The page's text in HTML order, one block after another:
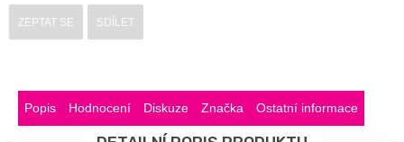
ZEPTAT SE SDÍLET
Popis Hodnocení Diskuze Značka Ostatní informace